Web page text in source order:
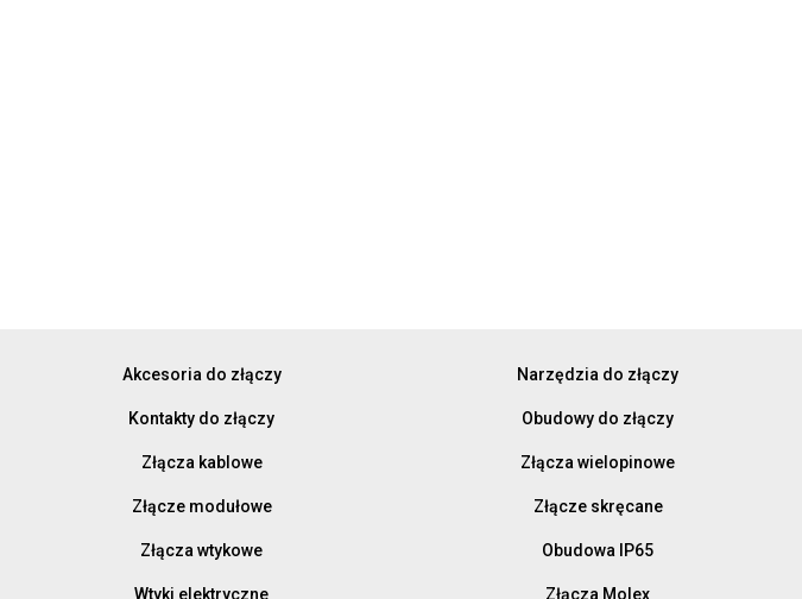
Akcesoria do złączy
Kontakty do złączy
Złącza kablowe
Złącze modułowe
Złącza wtykowe
Wtyki elektryczne
Narzędzia do złączy
Obudowy do złączy
Złącza wielopinowe
Złącze skręcane
Obudowa IP65
Złącza Molex